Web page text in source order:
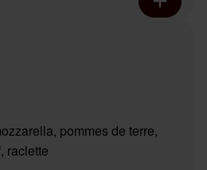
pommes de terre,
raclette